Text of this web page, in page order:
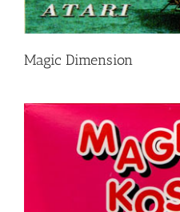
Magic Dimension